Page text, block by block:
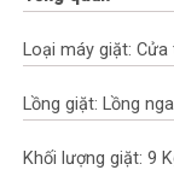
Loại máy giặt:
Lồng giặt: Lồng
Khối lượng giặt: 9